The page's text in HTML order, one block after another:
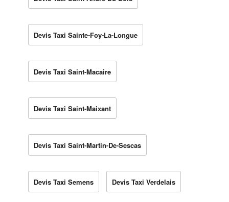
Devis Taxi Sainte-Foy-La-Longue
Devis Taxi Saint-Macaire
Devis Taxi Saint-Maixant
Devis Taxi Saint-Martin-De-Sescas
Devis Taxi Semens Devis Taxi Verdelais